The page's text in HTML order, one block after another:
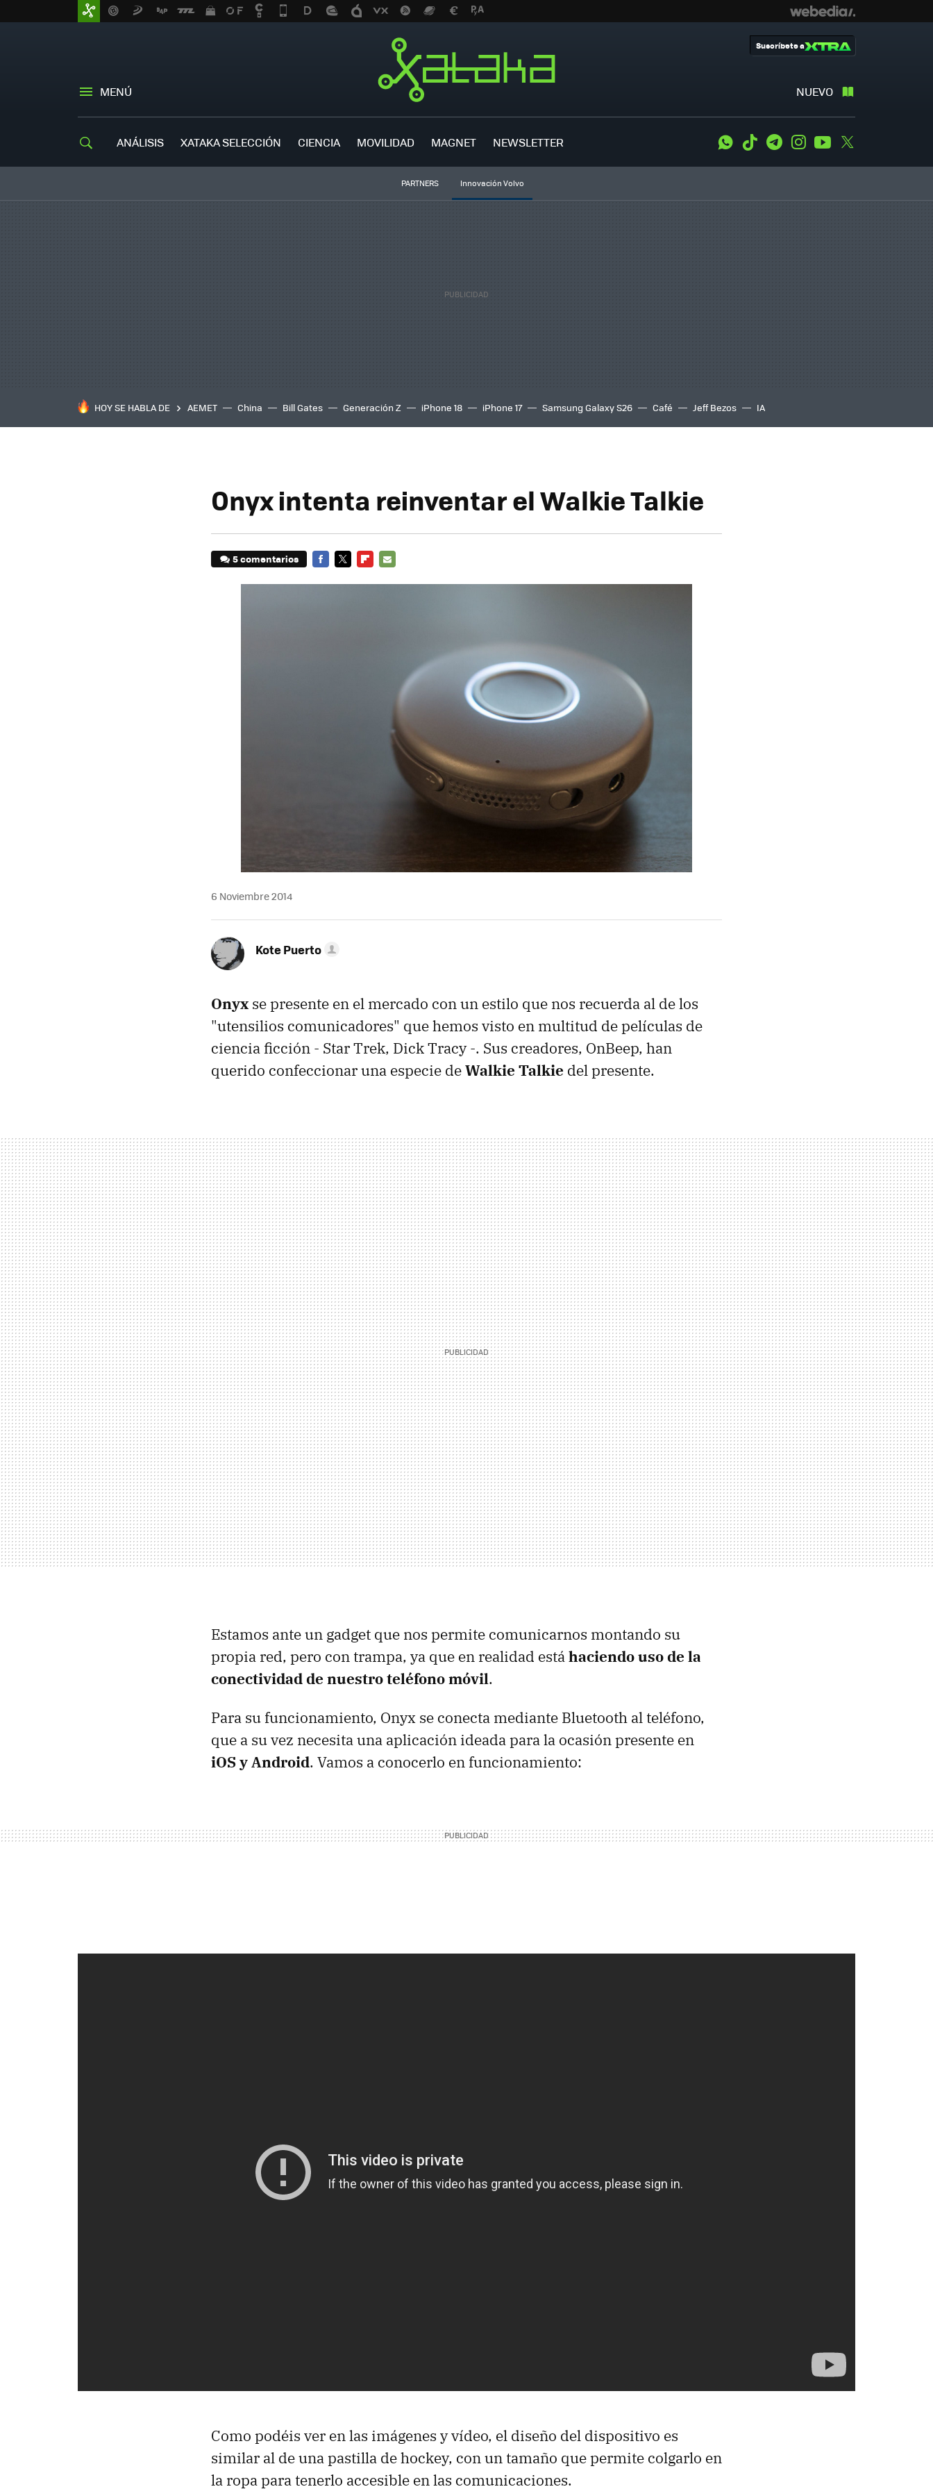
MENÚ NUEVO
Suscríbete a
ANÁLISIS XATAKA SELECCIÓN CIENCIA MOVILIDAD MAGNET NEWSLETTER WhatsApp
Tiktok TelegramInstagramYoutube
PARTNERS Innovación Volvo
HOY SE HABLA DE AEMET China Bill Gates Generación Z iPhone 18 iPhone 17 Samsung Galaxy S26 Café Jeff Bezos IA
Onyx intenta reinventar el Walkie Talkie
5 comentarios
6 Noviembre 2014
Kote Puerto
Onyx se presente en el mercado con un estilo que nos recuerda al de los
"utensilios comunicadores" que hemos visto en multitud de películas de
ciencia ficción - Star Trek, Dick Tracy -. Sus creadores, OnBeep, han
querido confeccionar una especie deWalkie Talkie del presente.
Estamos ante un gadget que nos permite comunicarnos montando su
propia red, pero con trampa, ya que en realidad estáhaciendo uso de la
conectividad de nuestro teléfono móvil.
Para su funcionamiento, Onyx se conecta mediante Bluetooth al teléfono,
que a su vez necesita una aplicación ideada para la ocasión presente en
iOS y Android. Vamos a conocerlo en funcionamiento:
Como podéis ver en las imágenes y vídeo, el diseño del dispositivo es
similar al de una pastilla de hockey, con un tamaño que permite colgarlo en
la ropa para tenerlo accesible en las comunicaciones.